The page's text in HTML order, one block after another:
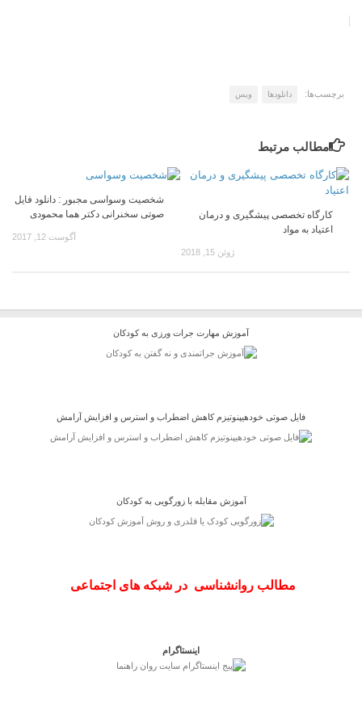
برچسب‌ها: دانلودها ویس
مطالب مرتبط
شخصیت وسواسی مجبور : دانلود فایل
صوتی سخنرانی دکتر هما محمودی
آگوست 12, 2017
کارگاه تخصصی پیشگیری و درمان
اعتیاد به مواد
ژوئن 15, 2018
آموزش مقابله با زورگویی به کودکان
فایل صوتی خودهیپنوتیزم کاهش اضطراب و استرس و افزایش آرامش
آموزش مهارت جرات ورزی به کودکان
مطالب روانشناسی در شبکه های اجتماعی
اینستاگرام